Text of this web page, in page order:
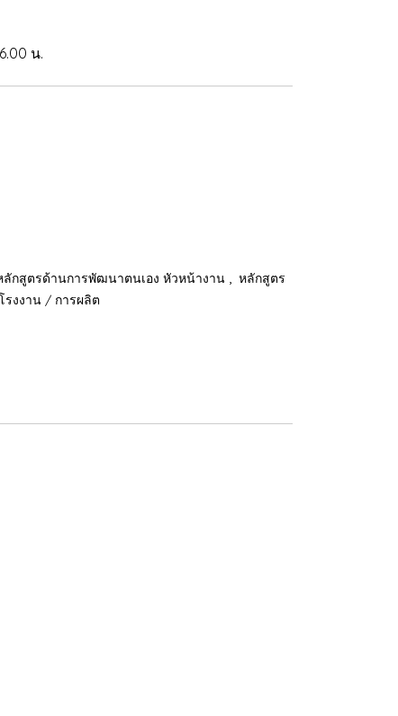
น.
ลักสูตรด้านการพัฒนาตนเอง หัวหน้างาน
หลักสูตร
งงาน / การผลิต